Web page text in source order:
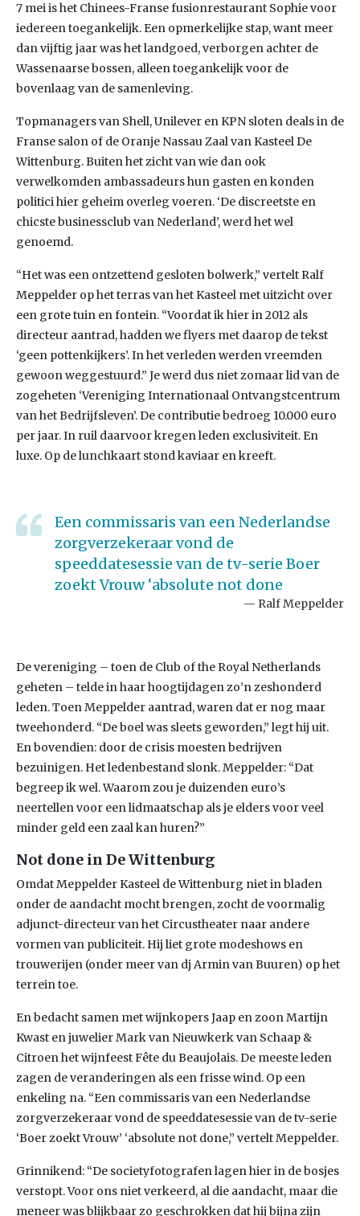
7 mei is het Chinees-Franse fusionrestaurant Sophie voor
iedereen toegankelijk. Een opmerkelijke stap, want meer
dan vijftig jaar was het landgoed, verborgen achter de
Wassenaarse bossen, alleen toegankelijk voor de
bovenlaag van de samenleving.
Topmanagers van Shell, Unilever en KPN sloten deals in de
Franse salon of de Oranje Nassau Zaal van Kasteel De
Wittenburg. Buiten het zicht van wie dan ook
verwelkomden ambassadeurs hun gasten en konden
politici hier geheim overleg voeren. ‘De discreetste en
chicste businessclub van Nederland’, werd het wel
genoemd.
“Het was een ontzettend gesloten bolwerk,” vertelt Ralf
Meppelder op het terras van het Kasteel met uitzicht over
een grote tuin en fontein. “Voordat ik hier in 2012 als
directeur aantrad, hadden we flyers met daarop de tekst
‘geen pottenkijkers’. In het verleden werden vreemden
gewoon weggestuurd.” Je werd dus niet zomaar lid van de
zogeheten ‘Vereniging Internationaal Ontvangstcentrum
van het Bedrijfsleven’. De contributie bedroeg 10.000 euro
per jaar. In ruil daarvoor kregen leden exclusiviteit. En
luxe. Op de lunchkaart stond kaviaar en kreeft.
Een commissaris van een Nederlandse
zorgverzekeraar vond de
speeddatesessie van de tv-serie Boer
zoekt Vrouw ‘absolute not done
Ralf Meppelder
De vereniging – toen de Club of the Royal Netherlands
geheten – telde in haar hoogtijdagen zo’n zeshonderd
leden. Toen Meppelder aantrad, waren dat er nog maar
tweehonderd. “De boel was sleets geworden,” legt hij uit.
En bovendien: door de crisis moesten bedrijven
bezuinigen. Het ledenbestand slonk. Meppelder: “Dat
begreep ik wel. Waarom zou je duizenden euro’s
neertellen voor een lidmaatschap als je elders voor veel
minder geld een zaal kan huren?”
Not done in De Wittenburg
Omdat Meppelder Kasteel de Wittenburg niet in bladen
onder de aandacht mocht brengen, zocht de voormalig
adjunct-directeur van het Circustheater naar andere
vormen van publiciteit. Hij liet grote modeshows en
trouwerijen (onder meer van dj Armin van Buuren) op het
terrein toe.
En bedacht samen met wijnkopers Jaap en zoon Martijn
Kwast en juwelier Mark van Nieuwkerk van Schaap &
Citroen het wijnfeest Fête du Beaujolais. De meeste leden
zagen de veranderingen als een frisse wind. Op een
enkeling na. “Een commissaris van een Nederlandse
zorgverzekeraar vond de speeddatesessie van de tv-serie
‘Boer zoekt Vrouw’ ‘absolute not done,” vertelt Meppelder.
Grinnikend: “De societyfotografen lagen hier in de bosjes
verstopt. Voor ons niet verkeerd, al die aandacht, maar die
meneer was blijkbaar zo geschrokken dat hij bijna zijn